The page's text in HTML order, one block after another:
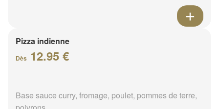
Pizza indienne
Dès 12.95 €
Base sauce curry, fromage, poulet, pommes de terre,